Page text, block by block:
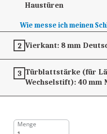
Haustüren
Wie messe ich meinen
2 Vierkant: 8 mm
3 Türblattstärke (für
Wechselstift):40 mm
Menge